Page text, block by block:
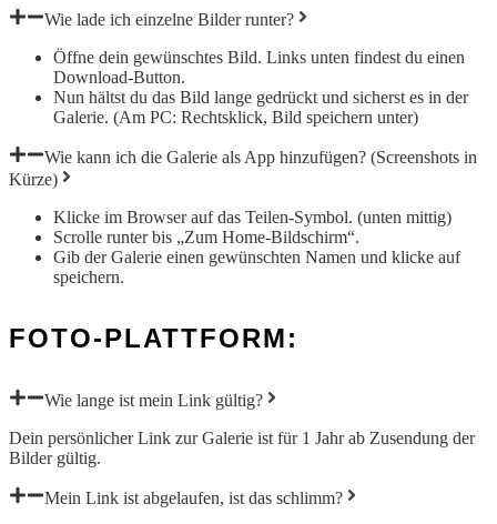
Wie lade ich einzelne Bilder runter?
Öffne dein gewünschtes Bild. Links unten findest du einen
Download-Button.
Nun hältst du das Bild lange gedrückt und sicherst es in der
Galerie. (Am PC: Rechtsklick, Bild speichern unter)
Wie kann ich die Galerie als App hinzufügen? (Screenshots in
Kürze)
Klicke im Browser auf das Teilen-Symbol. (unten mittig)
Scrolle runter bis „Zum Home-Bildschirm“.
Gib der Galerie einen gewünschten Namen und klicke auf
speichern.
FOTO-PLATTFORM:
Wie lange ist mein Link gültig?
Dein persönlicher Link zur Galerie ist für 1 Jahr ab Zusendung der
Bilder gültig.
Mein Link ist abgelaufen, ist das schlimm?